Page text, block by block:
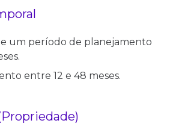
um período de planejamento
entre 12 e 48 meses.